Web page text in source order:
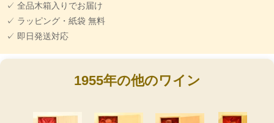
✓ 全品木箱入りでお届け
✓ ラッピング・紙袋 無料
✓ 即日発送対応
1955年の他のワイン